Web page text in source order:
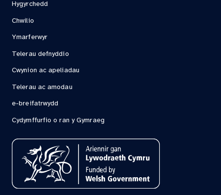
Hygyrchedd
Chwilio
Ymarferwyr
Telerau defnyddio
Cwynion ac apeliadau
Telerau ac amodau
e-breifatrwydd
Cydymffurfio o ran y Gymraeg